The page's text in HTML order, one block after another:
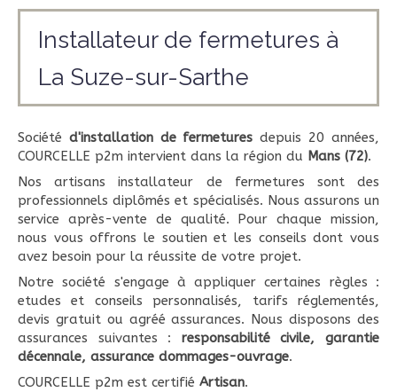
Installateur de fermetures à
La Suze-sur-Sarthe
Société d'installation de fermetures depuis 20 années,
COURCELLE p2m intervient dans la région du Mans (72).
Nos artisans installateur de fermetures sont des
professionnels diplômés et spécialisés. Nous assurons un
service après-vente de qualité. Pour chaque mission,
nous vous offrons le soutien et les conseils dont vous
avez besoin pour la réussite de votre projet.
Notre société s'engage à appliquer certaines règles :
etudes et conseils personnalisés, tarifs réglementés,
devis gratuit ou agréé assurances. Nous disposons des
assurances suivantes : responsabilité civile, garantie
décennale, assurance dommages-ouvrage.
COURCELLE p2m est certifié Artisan.